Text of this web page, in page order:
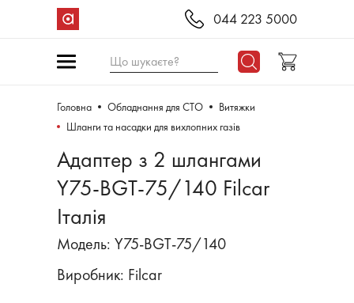
044 223 5000
Що шукаєте?
Головна Обладнання для СТО
Витяжки
Шланги та насадки для вихлопних газів
Адаптер з 2 шлангами
Y75-BGT-75/140 Filcar
Італія
Модель: Y75-BGT-75/140
Виробник: Filcar